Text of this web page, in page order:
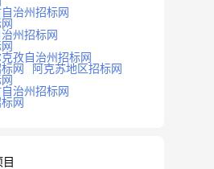
治州招标网
州招标网
孜自治州招标网
网
阿克苏地区招标网
治州招标网
网